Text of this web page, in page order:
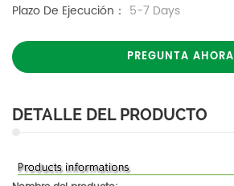
Plazo De Ejecución： 5-7 Days
PREGUNTA AHORA
DETALLE DEL PRODUCTO